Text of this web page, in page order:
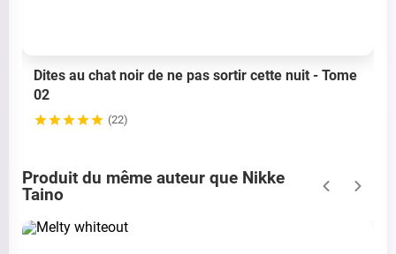
Dites au chat noir de ne pas sortir cette nuit - Tome
02
(22)
Produit du même auteur que Nikke
Taino